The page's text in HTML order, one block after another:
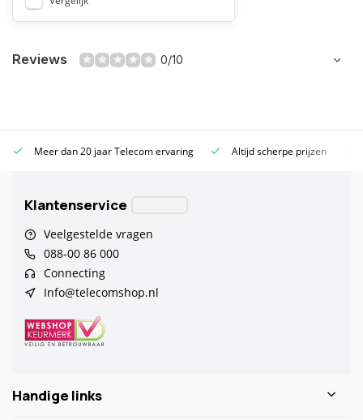
Reviews 0/10
Meer dan 20 jaar Telecom ervaring Altijd scherpe prijzen
Klantenservice
Veelgestelde vragen
088-00 86 000
Connecting
Info@telecomshop.nl
Handige links